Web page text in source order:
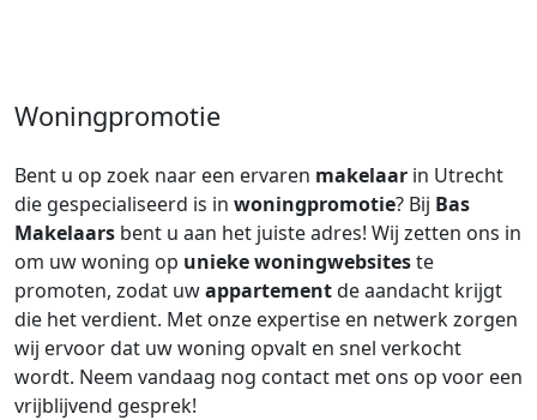
Woningpromotie
Bent u op zoek naar een ervaren makelaar in Utrecht
die gespecialiseerd is in woningpromotie? Bij Bas
Makelaars bent u aan het juiste adres! Wij zetten ons in
om uw woning op unieke woningwebsiteste
promoten, zodat uwappartementde aandacht krijgt
die het verdient. Met onze expertise en netwerk zorgen
wij ervoor dat uw woning opvalt en snel verkocht
wordt. Neem vandaag nog contact met ons op voor een
vrijblijvend gesprek!